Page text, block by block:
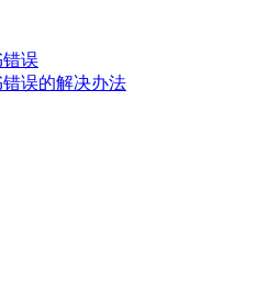
错误
错误的解决办法